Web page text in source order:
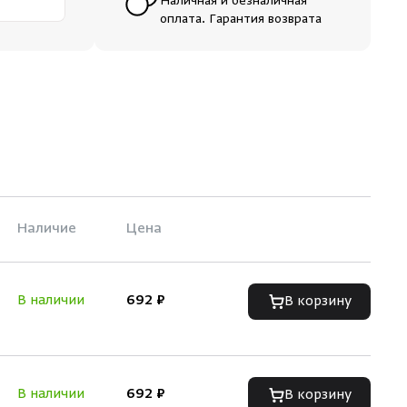
оплата. Гарантия возврата
Наличие Цена
В наличии 692 ₽ В корзину
В наличии 692 ₽ В корзину